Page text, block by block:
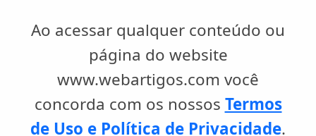
Ao acessar qualquer conteúdo ou
página do website
www.webartigos.com você
concorda com os nossos Termos
de Uso e Política de Privacidade.